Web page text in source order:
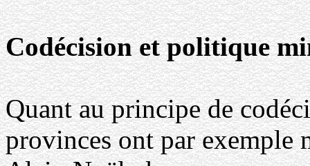
Codécision et politique
Quant au principe de
provinces ont par exemple